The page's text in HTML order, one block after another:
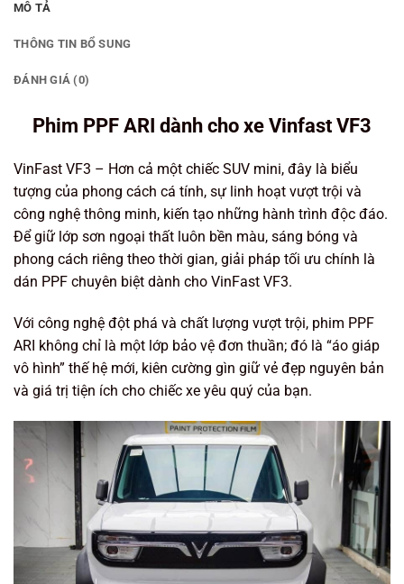
MÔ TẢ
THÔNG TIN BỔ SUNG
ĐÁNH GIÁ (0)
Phim PPF ARI dành cho xe Vinfast VF3
VinFast VF3 – Hơn cả một chiếc SUV mini, đây là biểu
tượng của phong cách cá tính, sự linh hoạt vượt trội và
công nghệ thông minh, kiến tạo những hành trình độc đáo.
Để giữ lớp sơn ngoại thất luôn bền màu, sáng bóng và
phong cách riêng theo thời gian, giải pháp tối ưu chính là
dán PPF chuyên biệt dành cho VinFast VF3.
Với công nghệ đột phá và chất lượng vượt trội, phim PPF
ARI không chỉ là một lớp bảo vệ đơn thuần; đó là “áo giáp
vô hình” thế hệ mới, kiên cường gìn giữ vẻ đẹp nguyên bản
và giá trị tiện ích cho chiếc xe yêu quý của bạn.